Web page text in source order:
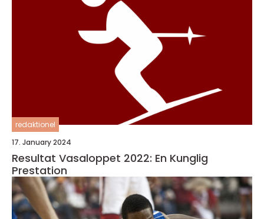
redaktionel
17. January 2024
Resultat Vasaloppet 2022: En Kunglig
Prestation